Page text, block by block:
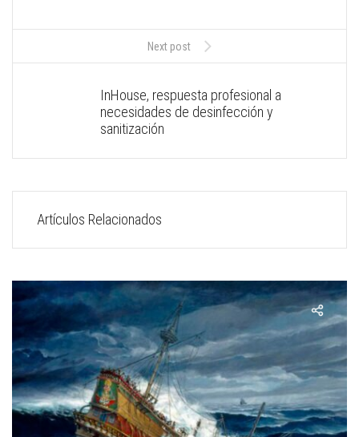
Next post
InHouse, respuesta profesional a
necesidades de desinfección y
sanitización
Artículos Relacionados